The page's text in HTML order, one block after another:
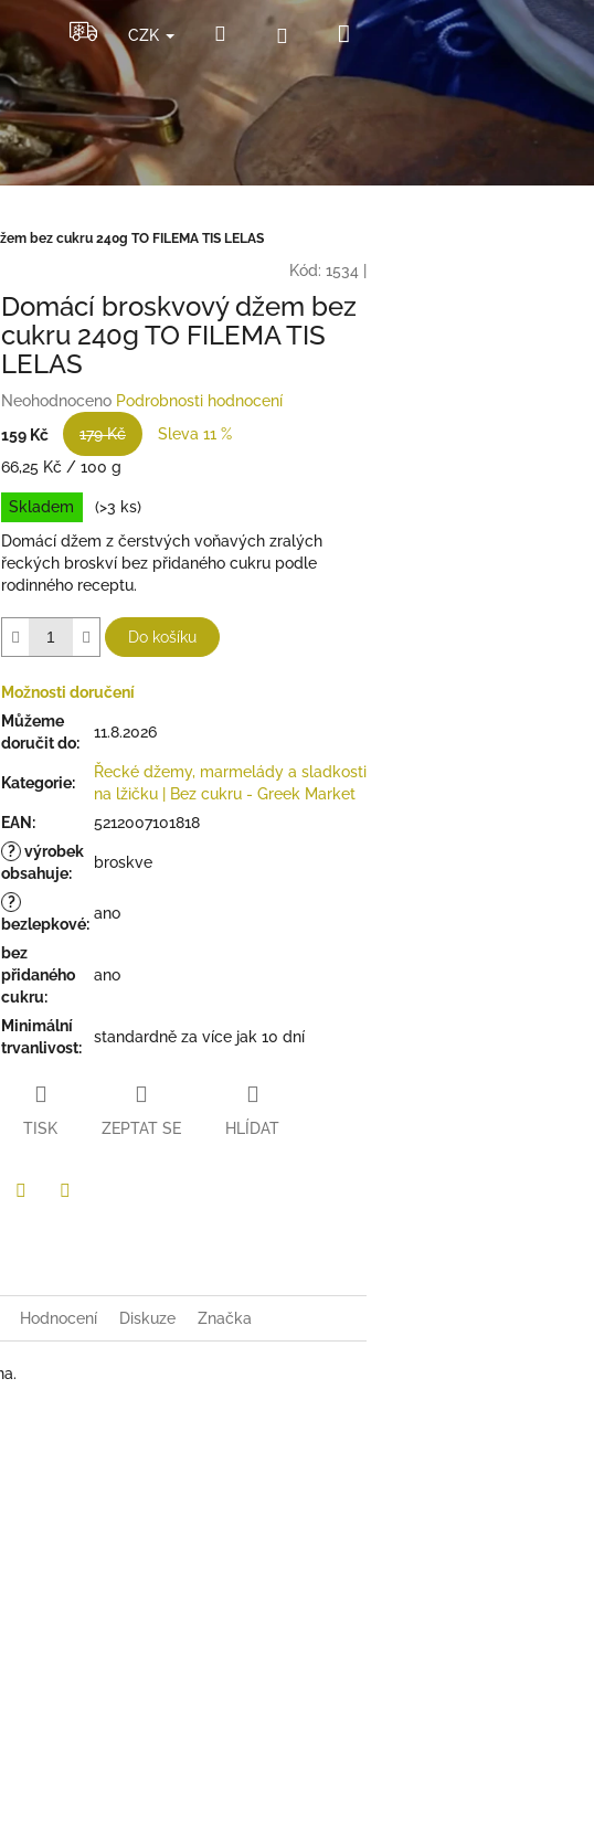
CZK Hledat PřihlášeníNákupní
košík
bez cukru 240g TO FILEMA TIS LELAS
Kód: 1534
Domácí broskvový džem bez
cukru 240g TO FILEMA TIS
LELAS
Průměrné
hodnocení
produktu
je
0,0
5
hvězdiček.
Neohodnoceno Podrobnosti hodnocení
159 Kč
179 Kč
Sleva 11 %
Měrná
cena:
66,25 Kč / 100 g
Skladem
(>3 ks)
Domácí džem z čerstvých voňavých zralých
řeckých broskví bez přidaného cukru podle
rodinného receptu.
Do košíku
Možnosti doručení
Můžeme
doručit do:
11.8.2026
Kategorie:
Řecké džemy, marmelády a sladkosti
na lžičku | Bez cukru - Greek Market
EAN :
5212007101818
? výrobek
obsahuje:
broskve
?
bezlepkové:
ano
bez
přidaného
cukru:
ano
Minimální
trvanlivost:
standardně za více jak 10 dní
TISK ZEPTAT SE HLÍDAT
Hodnocení Diskuze Značka